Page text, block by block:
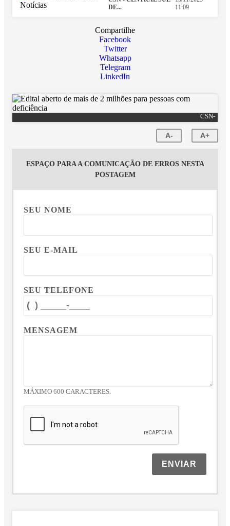
DE...
11:09
Compartilhe
Facebook
Twitter
Whatsapp
Telegram
LinkedIn
CSN-
A- A+
ESPAÇO PARA A COMUNICAÇÃO DE ERROS NESTA
POSTAGEM
SEU NOME
SEU E-MAIL
SEU TELEFONE
MENSAGEM
MÁXIMO 600 CARACTERES.
ENVIAR